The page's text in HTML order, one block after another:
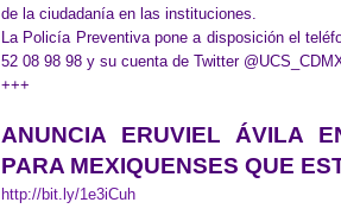
de la ciudadanía en las instituciones.
La Policía Preventiva pone a disposición el
52 08 98 98 y su cuenta de Twitter
+++
ANUNCIA ERUVIEL ÁVILA
PARA MEXIQUENSES QUE
http://bit.ly/1e3iCuh